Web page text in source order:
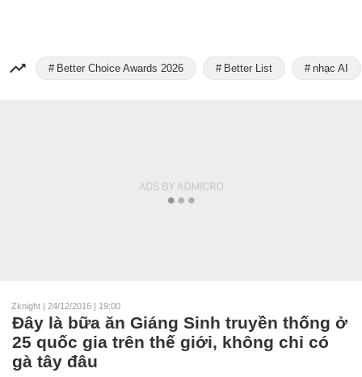
Better Choice Awards 2026 Better List nhạc AI
Zknight | 24/12/2016 | 19:00
Đây là bữa ăn Giáng Sinh truyền thống ở
25 quốc gia trên thế giới, không chỉ có
gà tây đâu